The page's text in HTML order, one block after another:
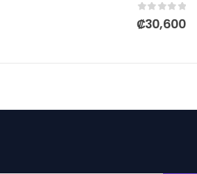
0out of 5
₡30,600